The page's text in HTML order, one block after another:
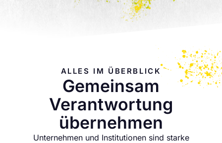
ALLES IM ÜBERBLICK
Gemeinsam
Verantwortung
übernehmen
Unternehmen und Institutionen sind starke